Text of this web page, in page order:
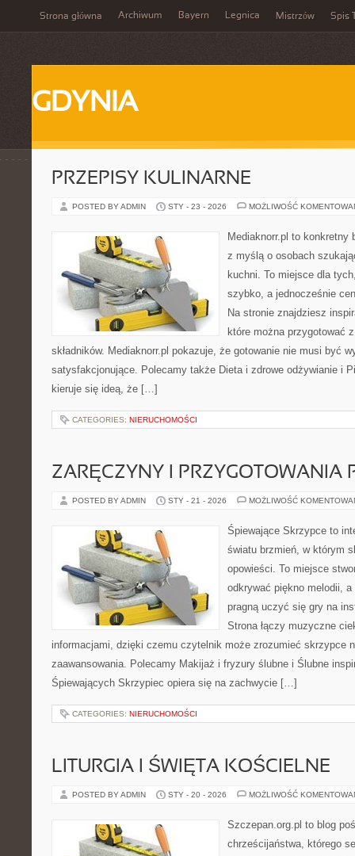
Strona główna Archiwum Bayern Legnica Mistrzów Spis
GDYNIA
PRZEPISY KULINARNE
POSTED BY ADMIN STY - 23 - 2026 MOŻLIWOŚĆ
Mediaknorr.pl to konkretny
z myślą o osobach
kuchni. To miejsce dla
szybko, a jednocześnie
Na stronie znajdziesz
które można przygotować
składników. Mediaknorr.pl pokazuje, że gotowanie nie musi być
satysfakcjonujące. Polecamy także Dieta i zdrowe odżywianie i
kieruje się ideą, że […]
CATEGORIES: NIERUCHOMOŚCI
ZARĘCZYNY I PRZYGOTOWANIA
POSTED BY ADMIN STY - 21 - 2026 MOŻLIWOŚĆ
Śpiewające Skrzypce to
światu brzmień, w którym
opowieści. To miejsce
odkrywać piękno melodii,
pragną uczyć się gry na
Strona łączy muzyczne
informacjami, dzięki czemu czytelnik może zrozumieć skrzypce
zaawansowania. Polecamy Makijaż i fryzury ślubne i Ślubne
Śpiewających Skrzypiec opiera się na zachwycie […]
CATEGORIES: NIERUCHOMOŚCI
LITURGIA I ŚWIĘTA KOŚCIELNE
POSTED BY ADMIN STY - 20 - 2026 MOŻLIWOŚĆ
Szczepan.org.pl to blog
chrześcijaństwa, którego